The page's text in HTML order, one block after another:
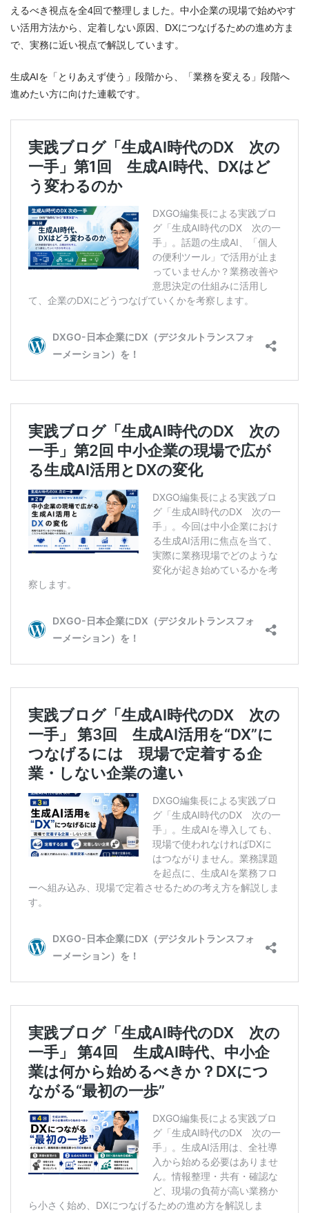
えるべき視点を全4回で整理しました。中小企業の現場で始めやす
い活用方法から、定着しない原因、DXにつなげるための進め方ま
で、実務に近い視点で解説しています。
生成AIを「とりあえず使う」段階から、「業務を変える」段階へ
進めたい方に向けた連載です。